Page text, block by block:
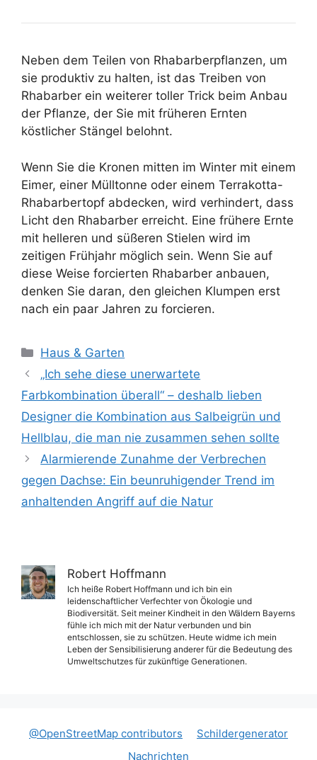
Neben dem Teilen von Rhabarberpflanzen, um
sie produktiv zu halten, ist das Treiben von
Rhabarber ein weiterer toller Trick beim Anbau
der Pflanze, der Sie mit früheren Ernten
köstlicher Stängel belohnt.
Wenn Sie die Kronen mitten im Winter mit einem
Eimer, einer Mülltonne oder einem Terrakotta-
Rhabarbertopf abdecken, wird verhindert, dass
Licht den Rhabarber erreicht. Eine frühere Ernte
mit helleren und süßeren Stielen wird im
zeitigen Frühjahr möglich sein. Wenn Sie auf
diese Weise forcierten Rhabarber anbauen,
denken Sie daran, den gleichen Klumpen erst
nach ein paar Jahren zu forcieren.
Kategorien
Haus & Garten
„Ich sehe diese unerwartete
Farbkombination überall“ – deshalb lieben
Designer die Kombination aus Salbeigrün und
Hellblau, die man nie zusammen sehen sollte
Alarmierende Zunahme der Verbrechen
gegen Dachse: Ein beunruhigender Trend im
anhaltenden Angriff auf die Natur
Robert Hoffmann
Ich heiße Robert Hoffmann und ich bin ein
leidenschaftlicher Verfechter von Ökologie und
Biodiversität. Seit meiner Kindheit in den Wäldern Bayerns
fühle ich mich mit der Natur verbunden und bin
entschlossen, sie zu schützen. Heute widme ich mein
Leben der Sensibilisierung anderer für die Bedeutung des
Umweltschutzes für zukünftige Generationen.
@OpenStreetMap contributors
Schildergenerator
Nachrichten